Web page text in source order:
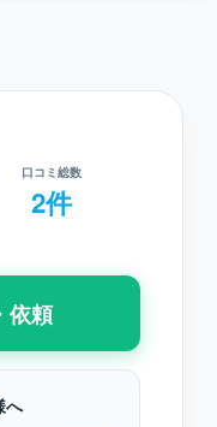
口コミ総数
2件
依頼
へ